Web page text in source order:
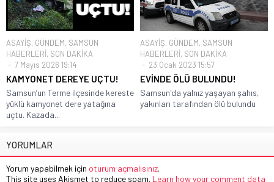
ASAYİŞ, GÜNDEM, SAMSUN
HABERLERİ, SON DAKİKA
7 Mayıs 2026 19:14
KAMYONET DEREYE UÇTU!
Samsun’un Terme ilçesinde kereste
yüklü kamyonet dere yatağına
uçtu. Kazada...
ASAYİŞ, GÜNDEM, SAMSUN
HABERLERİ, SON DAKİKA
23 Ocak 2023 15:57
EVİNDE ÖLÜ BULUNDU!
Samsun'da yalnız yaşayan şahıs,
yakınları tarafından ölü bulundu
YORUMLAR
Yorum yapabilmek için oturum açmalısınız.
This site uses Akismet to reduce spam. Learn how your comment data